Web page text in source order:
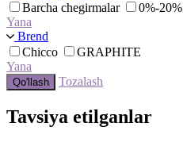
Barcha chegirmalar
0%-20%
Yana
Brend
Chicco
GRAPHITE
Yana
Qo'llash Tozalash
Tavsiya etilganlar